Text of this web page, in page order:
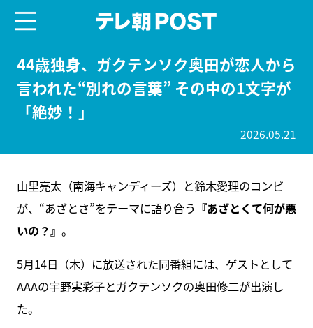
44歳独身、ガクテンソク奥田が恋人から
言われた“別れの言葉” その中の1文字が
「絶妙！」
2026.05.21
山里亮太（南海キャンディーズ）と鈴木愛理のコンビ
が、“あざとさ”をテーマに語り合う 『あざとくて何が悪
いの？』 。
5月14日（木）に放送された同番組には、ゲストとして
AAAの宇野実彩子とガクテンソクの奥田修二が出演し
た。